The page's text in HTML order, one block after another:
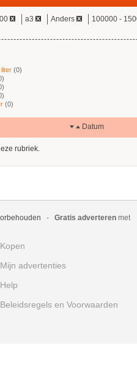
a3 Anders
100000 -
(0)
(0)
Datum
rubriek.
- Gratis adverteren met
Kopen
Mijn advertenties
Help
Beleidsregels en Voorwaarden